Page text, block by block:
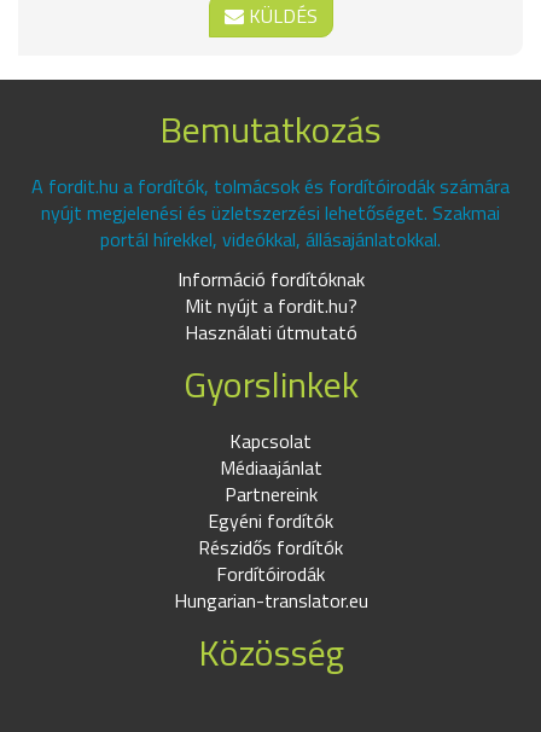
KÜLDÉS
Bemutatkozás
A fordit.hu a fordítók, tolmácsok és fordítóirodák számára
nyújt megjelenési és üzletszerzési lehetőséget. Szakmai
portál hírekkel, videókkal, állásajánlatokkal.
Információ fordítóknak
Mit nyújt a fordit.hu?
Használati útmutató
Gyorslinkek
Kapcsolat
Médiaajánlat
Partnereink
Egyéni fordítók
Részidős fordítók
Fordítóirodák
Hungarian-translator.eu
Közösség